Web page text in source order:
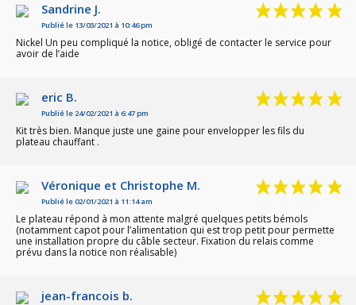
Sandrine J.
Publié le 13/03/2021 à 10:46 pm
Nickel Un peu compliqué la notice, obligé de contacter le service pour
avoir de l’aide
eric B.
Publié le 24/02/2021 à 6:47 pm
Kit très bien. Manque juste une gaine pour envelopper les fils du
plateau chauffant .
Véronique et Christophe M.
Publié le 02/01/2021 à 11:14 am
Le plateau répond à mon attente malgré quelques petits bémols
(notamment capot pour l’alimentation qui est trop petit pour permette
une installation propre du câble secteur. Fixation du relais comme
prévu dans la notice non réalisable)
jean-francois b.